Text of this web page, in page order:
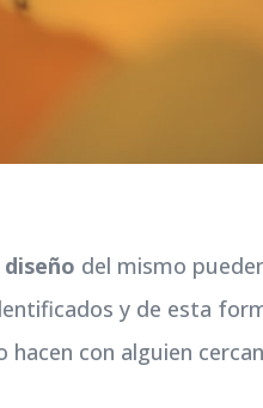
del mismo
y de esta
con alguien